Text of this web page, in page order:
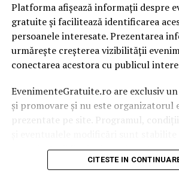
Platforma afișează informații despre
gratuite și facilitează identificarea
persoanele interesate. Prezentarea
urmărește creșterea vizibilității
conectarea acestora cu publicul
EvenimenteGratuite.ro are exclusiv
și promovare și nu este organizatorul
prezentate pe site. Programul,
organizatorii fiecărui eveniment.
CITESTE IN